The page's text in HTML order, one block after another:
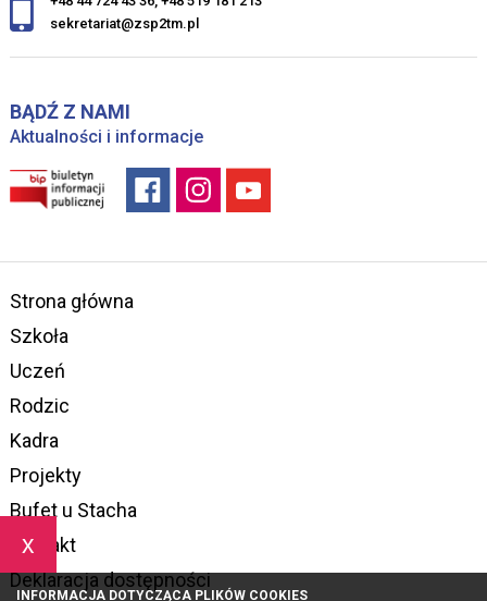
x
INFORMACJA DOTYCZĄCA PLIKÓW COOKIES
sekretariat@zsp2tm.pl
BĄDŹ Z NAMI
Aktualności i informacje
Strona główna
Szkoła
Uczeń
Rodzic
Kadra
Projekty
Bufet u Stacha
Kontakt
Deklaracja dostępności